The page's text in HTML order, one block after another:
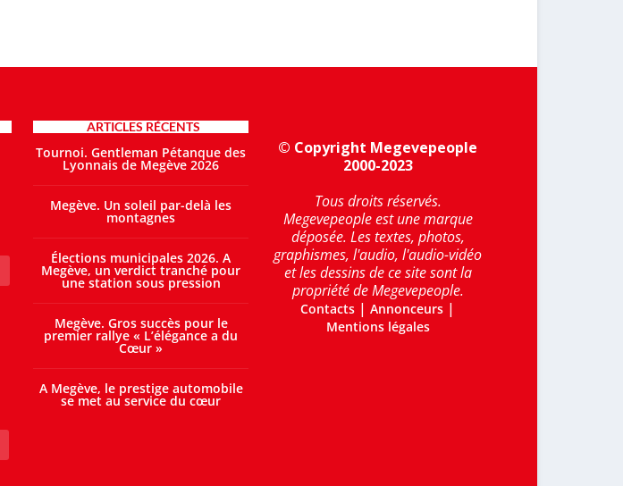
ARTICLES RÉCENTS
Tournoi. Gentleman Pétanque des
Lyonnais de Megève 2026
Megève. Un soleil par-delà les
montagnes
Élections municipales 2026. A
Megève, un verdict tranché pour
une station sous pression
Megève. Gros succès pour le
premier rallye « L’élégance a du
Cœur »
A Megève, le prestige automobile
se met au service du cœur
© Copyright Megevepeople
2000-2023
Tous droits réservés.
Megevepeople est une marque
déposée. Les textes, photos,
graphismes, l'audio, l'audio-vidéo
et les dessins de ce site sont la
propriété de Megevepeople.
Contacts |Annonceurs |
Mentions légales